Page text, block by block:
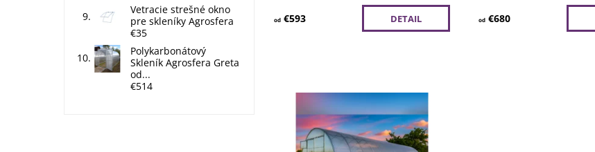
od €593 DETAIL od €680
MAXI – veľký priestor, veľká radosť.
Tento skleník je ideálnym riešením
pre každého, kto chce viac priestoru
na pestovanie a zároveň jednoduchú
montáž bez zbytočných...
Vetracie strešné okno
pre skleníky Agrosfera
€35
Polykarbonátový
Skleník Agrosfera Greta
od...
€514